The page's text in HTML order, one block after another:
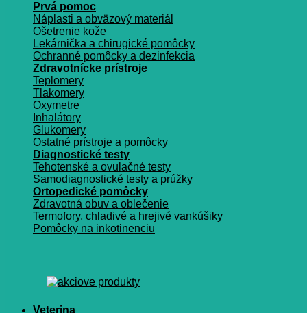
Prvá pomoc
Náplasti a obväzový materiál
Ošetrenie kože
Lekárnička a chirugické pomôcky
Ochranné pomôcky a dezinfekcia
Zdravotnícke prístroje
Teplomery
Tlakomery
Oxymetre
Inhalátory
Glukomery
Ostatné prístroje a pomôcky
Diagnostické testy
Tehotenské a ovulačné testy
Samodiagnostické testy a prúžky
Ortopedické pomôcky
Zdravotná obuv a oblečenie
Termofory, chladivé a hrejivé vankúšiky
Pomôcky na inkotinenciu
Veterina